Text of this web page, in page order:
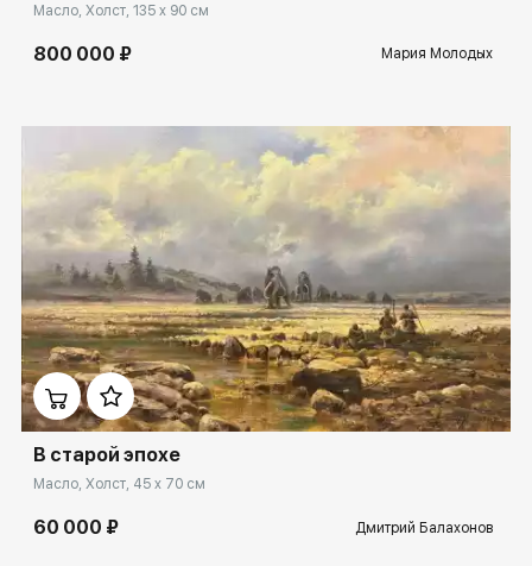
Масло, Холст, 135 x 90 см
800 000 ₽ Мария Молодых
Домен: rakovgallery.ru
В старой эпохе
Масло, Холст, 45 x 70 см
60 000 ₽ Дмитрий Балахонов